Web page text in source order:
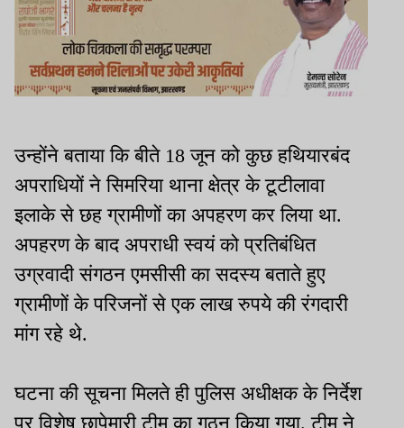
उन्होंने बताया कि बीते 18 जून को कुछ हथियारबंद
अपराधियों ने सिमरिया थाना क्षेत्र के टूटीलावा
इलाके से छह ग्रामीणों का अपहरण कर लिया था.
अपहरण के बाद अपराधी स्वयं को प्रतिबंधित
उग्रवादी संगठन एमसीसी का सदस्य बताते हुए
ग्रामीणों के परिजनों से एक लाख रुपये की रंगदारी
मांग रहे थे.
घटना की सूचना मिलते ही पुलिस अधीक्षक के निर्देश
पर विशेष छापेमारी टीम का गठन किया गया. टीम ने